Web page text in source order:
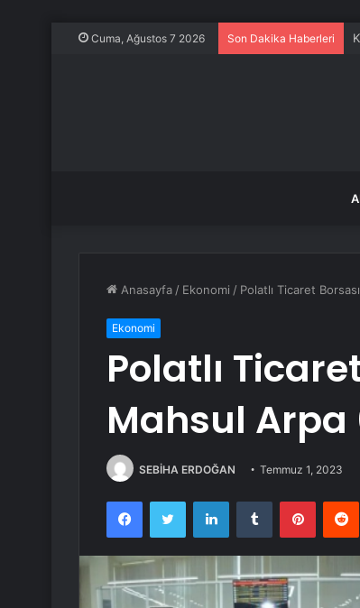
Cuma, Ağustos 7 2026 Son Dakika Haberleri
Anasayfa / Ekonomi / Polatlı Ticaret
Ekonomi
Polatlı
Mahsul Arpa
SEBİHA ERDOĞAN Temmuz 1, 2023
FacebookTwitter LinkedInTumblr Pinterest